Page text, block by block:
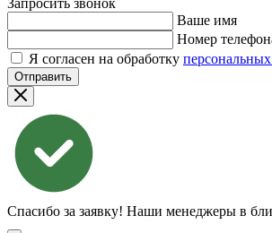
Ваше имя
Номер
Я согласен на обработку
Отправить
Спасибо за заявку! Наши менеджеры в